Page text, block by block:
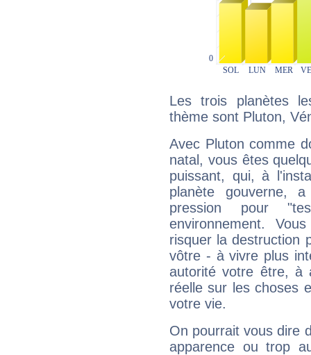
Les trois planètes
thème sont Pluton,
Avec Pluton comme
natal, vous êtes
puissant, qui, à
planète gouverne,
pression pour
environnement.
risquer la destruction
vôtre - à vivre plus
autorité votre être, à
réelle sur les choses
votre vie.
On pourrait vous dire
apparence ou trop